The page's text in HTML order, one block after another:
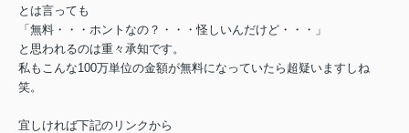
とは言っても
「無料・・・ホントなの？・・・怪しいんだけど・・・」
と思われるのは重々承知です。
私もこんな100万単位の金額が無料になっていたら超疑いますしね
笑。
宜しければ下記のリンクから